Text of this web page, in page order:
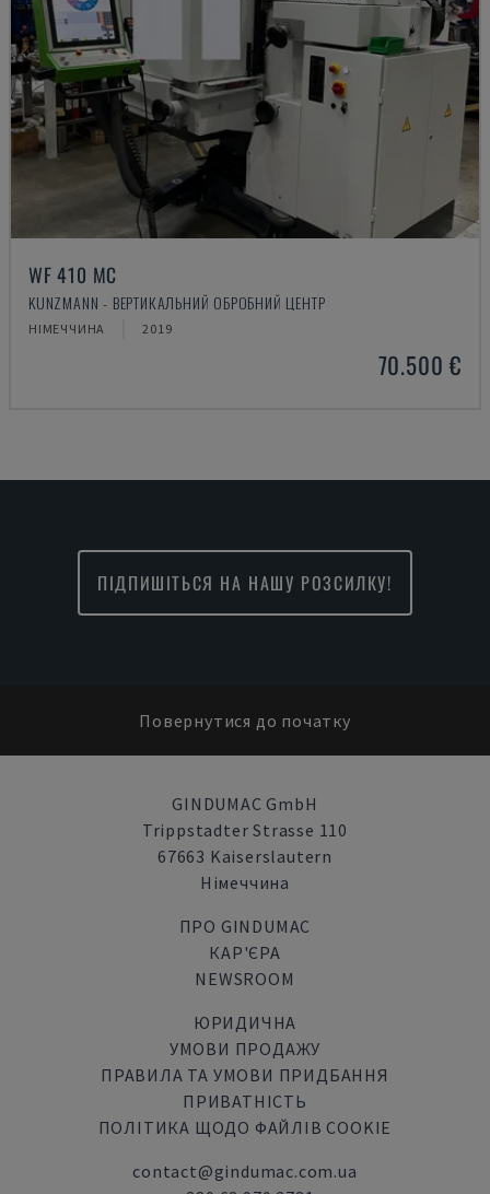
WF 410 MC
KUNZMANN - ВЕРТИКАЛЬНИЙ ОБРОБНИЙ ЦЕНТР
НІМЕЧЧИНА 2019
70.500 €
ПІДПИШІТЬСЯ НА НАШУ РОЗСИЛКУ!
Повернутися до початку
GINDUMAC GmbH
Trippstadter Strasse 110
67663 Kaiserslautern
Німеччина
ПРО GINDUMAC
КАР'ЄРА
NEWSROOM
ЮРИДИЧНА
УМОВИ ПРОДАЖУ
ПРАВИЛА ТА УМОВИ ПРИДБАННЯ
ПРИВАТНІСТЬ
ПОЛІТИКА ЩОДО ФАЙЛІВ COOKIE
contact@gindumac.com.ua